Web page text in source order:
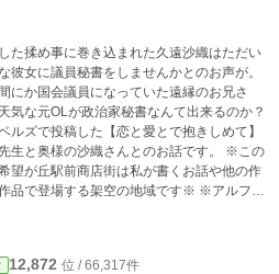
た揉め事に巻き込まれた久遠沙織はただい
彼女に議員秘書をしませんかとのお声が。
にか国会議員になっていた遠縁のお兄さ
気な元OLが政治家秘書なんて出来るのか？
ルズで投稿した【恋と愛とで抱きしめて】
と奥様の沙織さんとのお話です。 ※この
望が丘駅前商店街は私が書くお話や他の作
登場する架空の地域です※ ※アルファ
している作家様一覧※ 饕餮様・白い黒猫
12,872 位 / 66,317件